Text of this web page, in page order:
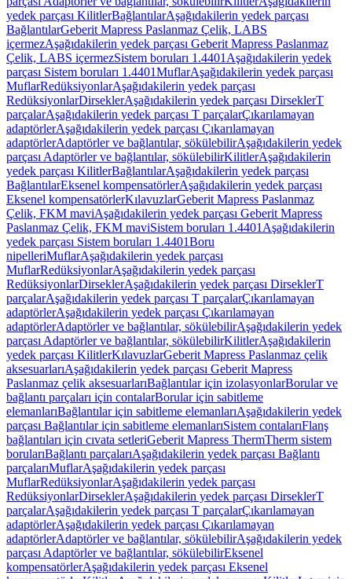
yedek parçası KilitlerBağlantılarAşağıdakilerin yedek parçası
BağlantılarGeberit Mapress Paslanmaz Çelik, LABS
içermezAşağıdakilerin yedek parçası Geberit Mapress Paslanmaz
Çelik, LABS içermezSistem boruları 1.4401 Aşağıdakilerin yedek
parçası Sistem boruları 1.4401MuflarAşağıdakilerin yedek parçası
MuflarRedüksiyonlarAşağıdakilerin yedek parçası
RedüksiyonlarDirseklerAşağıdakilerin yedek parçası DirseklerT
parçalarAşağıdakilerin yedek parçası T parçalarÇıkarılamayan
adaptörlerAşağıdakilerin yedek parçası Çıkarılamayan
adaptörlerAdaptörler ve bağlantılar, sökülebilirAşağıdakilerin yedek
parçası Adaptörler ve bağlantılar, sökülebilirKilitlerAşağıdakilerin
yedek parçası KilitlerBağlantılarAşağıdakilerin yedek parçası
BağlantılarEksenel kompensatörlerAşağıdakilerin yedek parçası
Eksenel kompensatörlerKılavuzlarGeberit Mapress Paslanmaz
Çelik, FKM maviAşağıdakilerin yedek parçası Geberit Mapress
Paslanmaz Çelik, FKM maviSistem boruları 1.4401 Aşağıdakilerin
yedek parçası Sistem boruları 1.4401Boru
nipelleriMuflarAşağıdakilerin yedek parçası
MuflarRedüksiyonlarAşağıdakilerin yedek parçası
RedüksiyonlarDirseklerAşağıdakilerin yedek parçası DirseklerT
parçalarAşağıdakilerin yedek parçası T parçalarÇıkarılamayan
adaptörlerAşağıdakilerin yedek parçası Çıkarılamayan
adaptörlerAdaptörler ve bağlantılar, sökülebilirAşağıdakilerin yedek
parçası Adaptörler ve bağlantılar, sökülebilirKilitlerAşağıdakilerin
yedek parçası KilitlerKılavuzlarGeberit Mapress Paslanmaz çelik
aksesuarlarıAşağıdakilerin yedek parçası Geberit Mapress
Paslanmaz çelik aksesuarlarıBağlantılar için izolasyonlarBorular ve
bağlantı parçaları için contalarBorular için sabitleme
elemanlarıBağlantılar için sabitleme elemanlarıAşağıdakilerin yedek
parçası Bağlantılar için sabitleme elemanlarıSistem contalarıFlanş
bağlantıları için cıvata setleriGeberit Mapress ThermTherm sistem
borularıBağlantı parçalarıAşağıdakilerin yedek parçası Bağlantı
parçalarıMuflarAşağıdakilerin yedek parçası
MuflarRedüksiyonlarAşağıdakilerin yedek parçası
RedüksiyonlarDirseklerAşağıdakilerin yedek parçası DirseklerT
parçalarAşağıdakilerin yedek parçası T parçalarÇıkarılamayan
adaptörlerAşağıdakilerin yedek parçası Çıkarılamayan
adaptörlerAdaptörler ve bağlantılar, sökülebilirAşağıdakilerin yedek
parçası Adaptörler ve bağlantılar, sökülebilirEksenel
kompensatörlerAşağıdakilerin yedek parçası Eksenel